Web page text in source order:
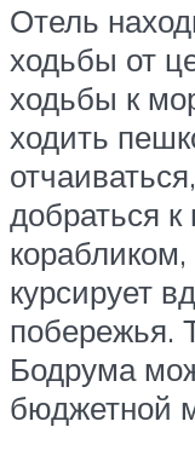
Отель
ходьбы от
ходьбы к
ходить
добраться
курсирует
побережья.
Бодрума
бюджетной